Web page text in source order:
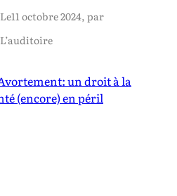
Le11 octobre 2024, par
L’auditoire